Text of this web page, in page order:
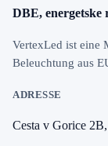
DBE, energetske
VertexLed ist eine
Beleuchtung aus
ADRESSE
Cesta v Gorice 2B,